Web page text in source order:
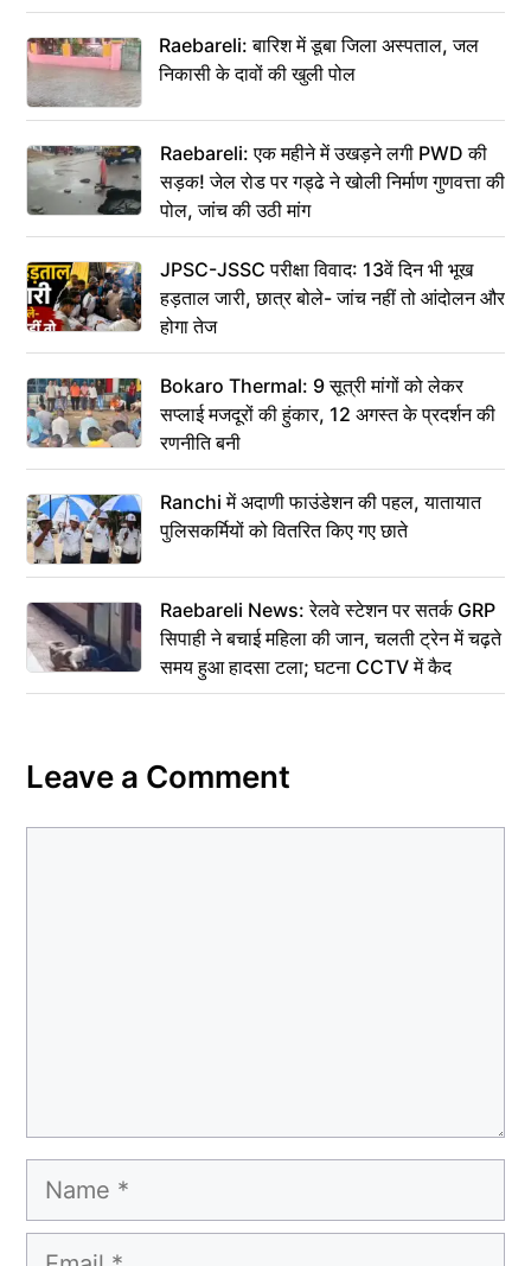
Raebareli: बारिश में डूबा जिला अस्पताल, जल
निकासी के दावों की खुली पोल
Raebareli: एक महीने में उखड़ने लगी PWD की
सड़क! जेल रोड पर गड्ढे ने खोली निर्माण गुणवत्ता की
पोल, जांच की उठी मांग
JPSC-JSSC परीक्षा विवाद: 13वें दिन भी भूख
हड़ताल जारी, छात्र बोले- जांच नहीं तो आंदोलन और
होगा तेज
Bokaro Thermal: 9 सूत्री मांगों को लेकर
सप्लाई मजदूरों की हुंकार, 12 अगस्त के प्रदर्शन की
रणनीति बनी
Ranchi में अदाणी फाउंडेशन की पहल, यातायात
पुलिसकर्मियों को वितरित किए गए छाते
Raebareli News: रेलवे स्टेशन पर सतर्क GRP
सिपाही ने बचाई महिला की जान, चलती ट्रेन में चढ़ते
समय हुआ हादसा टला; घटना CCTV में कैद
Leave a Comment
Name
Email